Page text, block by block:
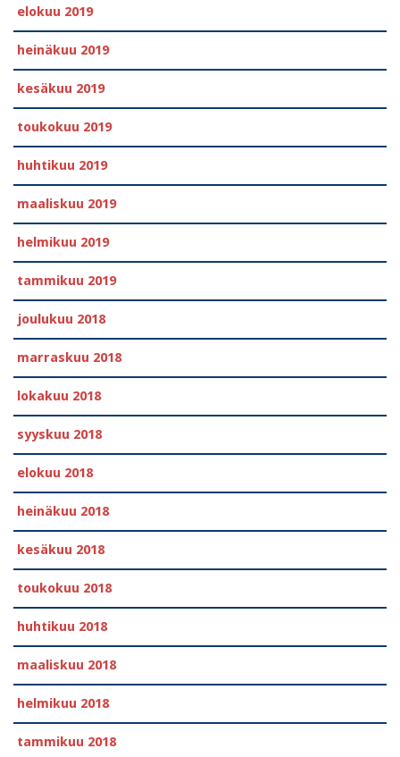
elokuu 2019
heinäkuu 2019
kesäkuu 2019
toukokuu 2019
huhtikuu 2019
maaliskuu 2019
helmikuu 2019
tammikuu 2019
joulukuu 2018
marraskuu 2018
lokakuu 2018
syyskuu 2018
elokuu 2018
heinäkuu 2018
kesäkuu 2018
toukokuu 2018
huhtikuu 2018
maaliskuu 2018
helmikuu 2018
tammikuu 2018